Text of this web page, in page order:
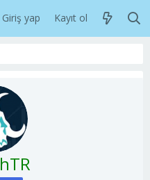
Giriş yap Kayıt ol